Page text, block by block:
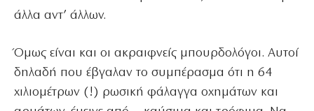
άλλα αντ’ άλλων.
Όμως είναι και οι ακραιφνείς μπουρδολόγοι. Αυτοί
δηλαδή που έβγαλαν το συμπέρασμα ότι η 64
χιλιομέτρων (!) ρωσική φάλαγγα οχημάτων και